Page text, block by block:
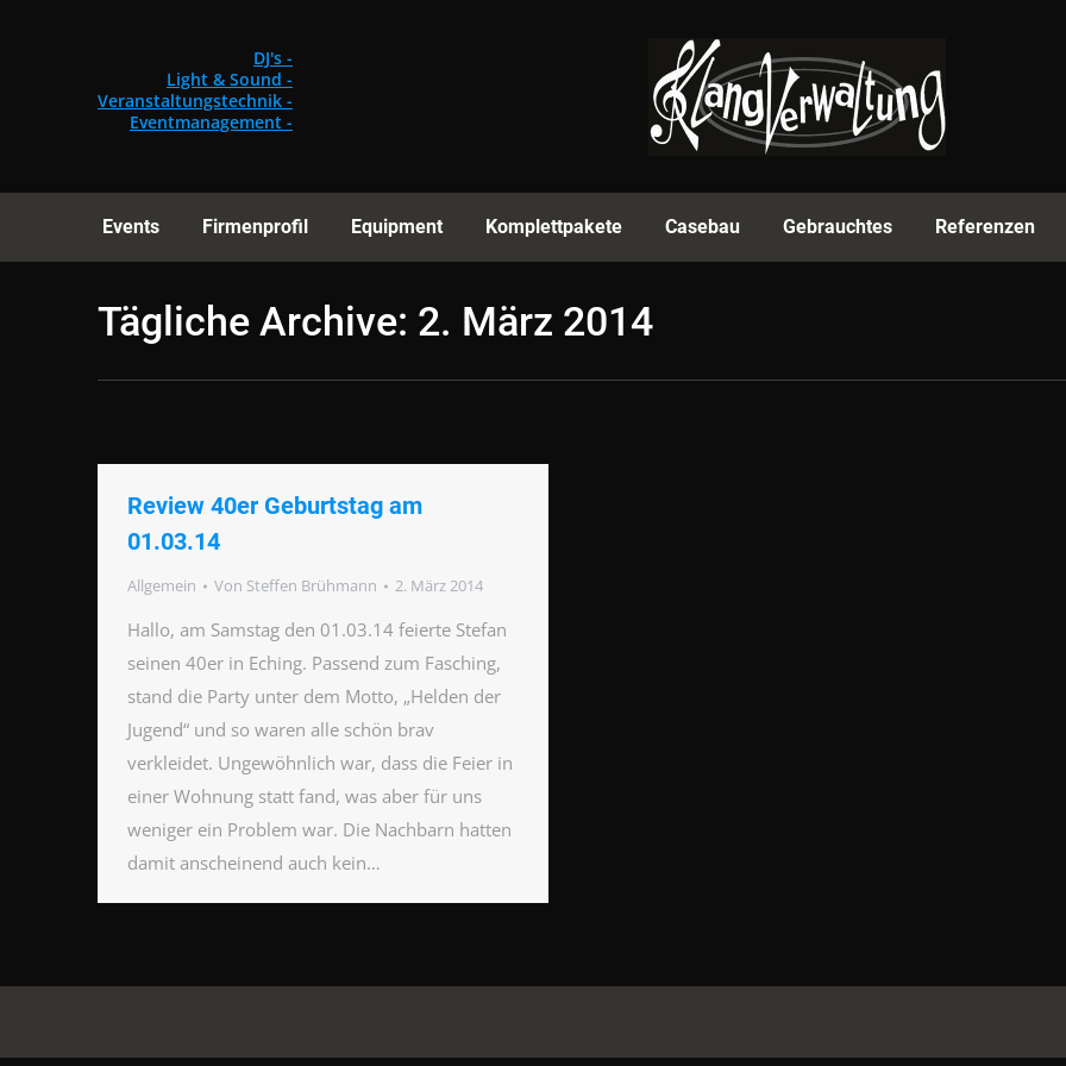
DJ's -
Light & Sound -
Veranstaltungstechnik -
Eventmanagement -
Events Firmenprofil Equipment Komplettpakete Casebau Gebrauchtes Referenzen
Tägliche Archive: 2. März 2014
Review 40er Geburtstag am
01.03.14
Allgemein Von Steffen Brühmann 2. März 2014
Hallo, am Samstag den 01.03.14 feierte Stefan
seinen 40er in Eching. Passend zum Fasching,
stand die Party unter dem Motto, „Helden der
Jugend“ und so waren alle schön brav
verkleidet. Ungewöhnlich war, dass die Feier in
einer Wohnung statt fand, was aber für uns
weniger ein Problem war. Die Nachbarn hatten
damit anscheinend auch kein…
Equipment